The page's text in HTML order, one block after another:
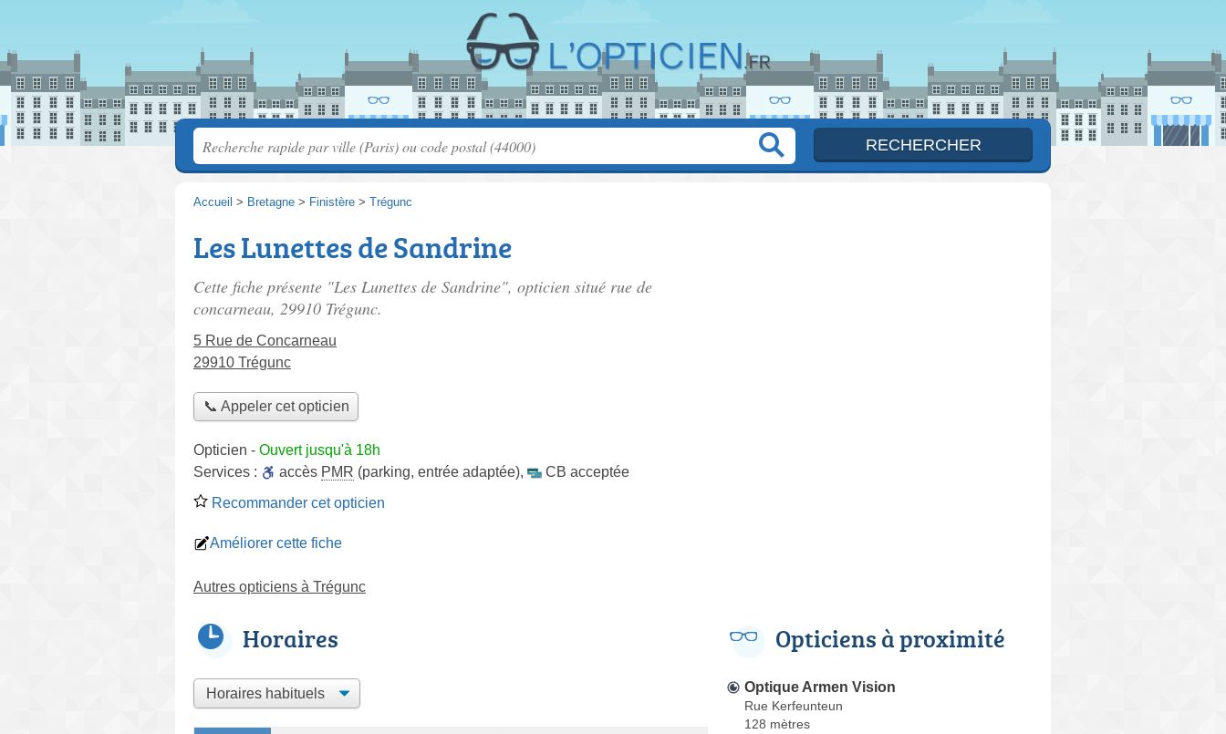
Accueil > Bretagne > Finistère > Trégunc
Les Lunettes de Sandrine
Cette fiche présente "Les Lunettes de Sandrine", opticien situé rue de
concarneau, 29910 Trégunc.
5 Rue de Concarneau
29910 Trégunc
📞 Appeler cet opticien
Opticien - Ouvert jusqu'à 18h
Services :
accès PMR (parking, entrée adaptée),
CB acceptée
Recommander cet opticien
Améliorer cette fiche
Autres opticiens à Trégunc
Horaires Opticiens à proximité
Optique Armen Vision
Rue Kerfeunteun
128 mètres